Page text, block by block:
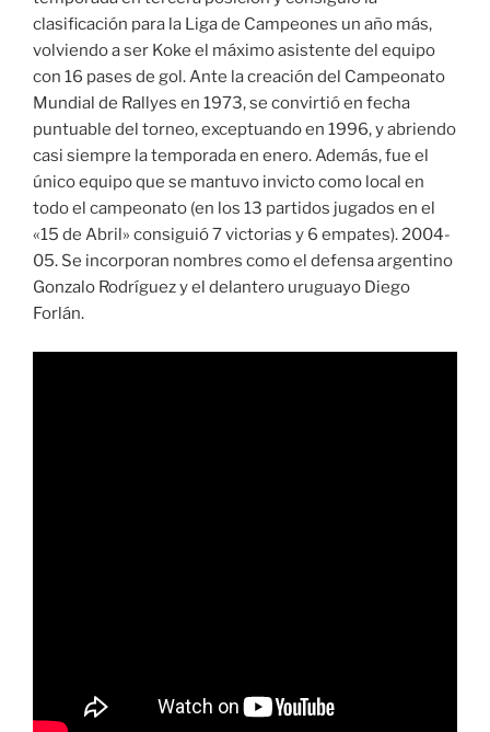
clasificación para la Liga de Campeones un año más,
volviendo a ser Koke el máximo asistente del equipo
con 16 pases de gol. Ante la creación del Campeonato
Mundial de Rallyes en 1973, se convirtió en fecha
puntuable del torneo, exceptuando en 1996, y abriendo
casi siempre la temporada en enero. Además, fue el
único equipo que se mantuvo invicto como local en
todo el campeonato (en los 13 partidos jugados en el
«15 de Abril» consiguió 7 victorias y 6 empates). 2004-
05. Se incorporan nombres como el defensa argentino
Gonzalo Rodríguez y el delantero uruguayo Diego
Forlán.